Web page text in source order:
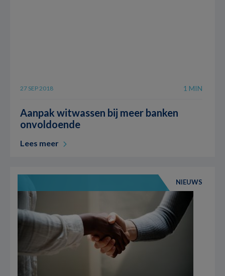
27 SEP 2018 1 MIN
Aanpak witwassen bij meer banken
onvoldoende
Lees meer
NIEUWS